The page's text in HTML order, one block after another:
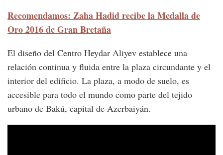
Recomendamos: Zaha Hadid recibe la Medalla de
Oro 2016 de Gran Bretaña
El diseño del Centro Heydar Aliyev establece una
relación continua y fluida entre la plaza circundante y el
interior del edificio. La plaza, a modo de suelo, es
accesible para todo el mundo como parte del tejido
urbano de Bakú, capital de Azerbaiyán.